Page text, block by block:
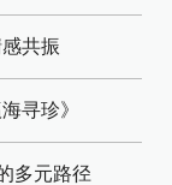
共振
寻珍》
多元路径